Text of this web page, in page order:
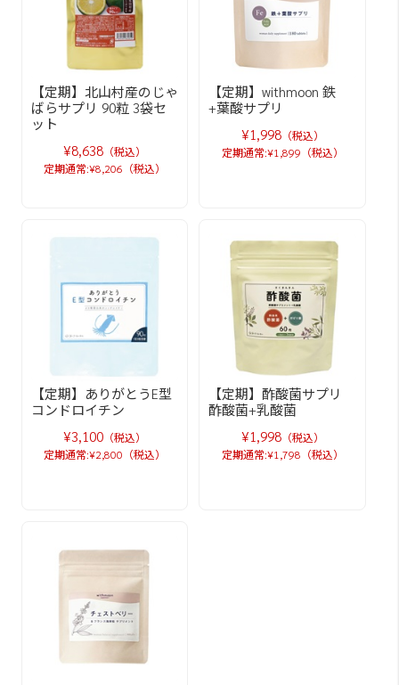
【定期】北山村産のじゃ
ばらサプリ 90粒 3袋セ
ット
¥8,638 （税込）
定期通常:¥8,206（税込）
【定期】withmoon 鉄
+葉酸サプリ
¥1,998（税込）
定期通常:¥1,899（税込）
【定期】ありがとうE型
コンドロイチン
¥3,100 （税込）
定期通常:¥2,800（税込）
【定期】酢酸菌サプリ
酢酸菌+乳酸菌
¥1,998（税込）
定期通常:¥1,798（税込）